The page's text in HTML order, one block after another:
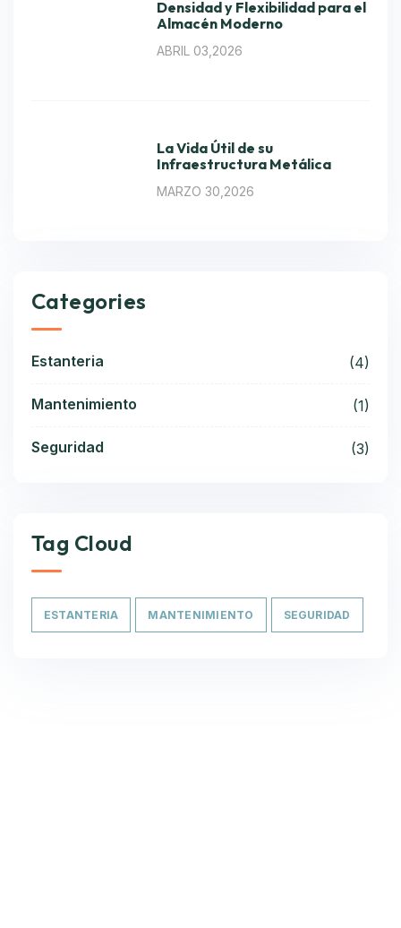
Densidad y Flexibilidad para el
Almacén Moderno
ABRIL 03,2026
La Vida Útil de su
Infraestructura Metálica
MARZO 30,2026
Categories
Estanteria (4)
Mantenimiento (1)
Seguridad (3)
Tag Cloud
ESTANTERIA MANTENIMIENTO SEGURIDAD